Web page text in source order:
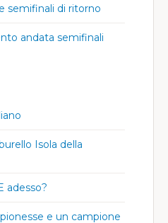
semifinali di ritorno
andata semifinali
Isola della
adesso?
e un campione